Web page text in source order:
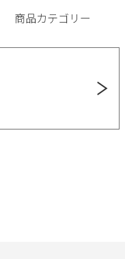
商品カテゴリー